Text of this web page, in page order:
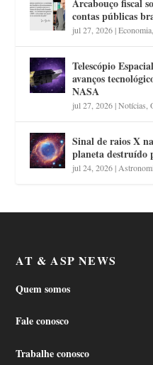
Arcabouço fiscal
contas públicas
jul 27, 2026|Economia
Telescópio
avanços
NASA
jul 27, 2026|Notícias ,
Sinal de raios X
planeta destruído
jul 24, 2026|
AT & ASP NEWS
Quem somos
Fale conosco
Trabalhe conosco